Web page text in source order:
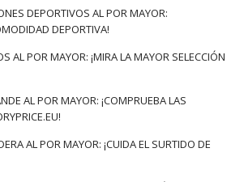
DEPORTIVOS AL POR MAYOR:
DEPORTIVA!
AL POR MAYOR: ¡MIRA LA MAYOR SELECCIÓN
AL POR MAYOR: ¡COMPRUEBA LAS
AL POR MAYOR: ¡CUIDA EL SURTIDO DE